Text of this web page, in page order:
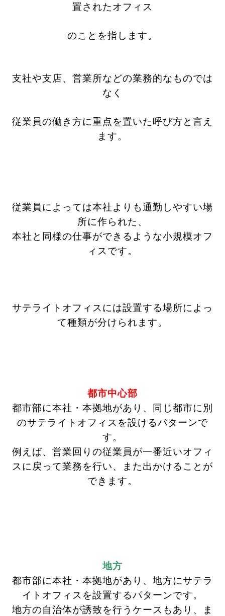
置されたオフィス
のことを指します。
支社や支店、営業所などの業務的なものでは
なく
従業員の働き方に重点を置いた呼び方と言え
ます。
従業員によっては本社よりも通勤しやすい場
所に作られた、
本社と同様の仕事ができるような小規模オフ
ィスです。
サテライトオフィスには設置する場所によっ
て種類が分けられます。
都市中心部
都市部に本社・本拠地があり、同じ都市に別
のサテライトオフィスを設けるパターンで
す。
例えば、営業回りの従業員が一番近いオフィ
スに戻って業務を行い、また出かけることが
できます。
地方
都市部に本社・本拠地があり、地方にサテラ
イトオフィスを設置するパターンです。
地方の自治体が誘致を行うケースもあり、ま